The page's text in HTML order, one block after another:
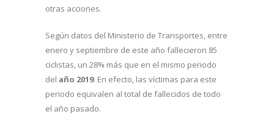
otras acciones.
Según datos del Ministerio de Transportes, entre
enero y septiembre de este año fallecieron 85
ciclistas, un 28% más que en el mismo periodo
del año 2019. En efecto, las víctimas para este
periodo equivalen al total de fallecidos de todo
el año pasado.